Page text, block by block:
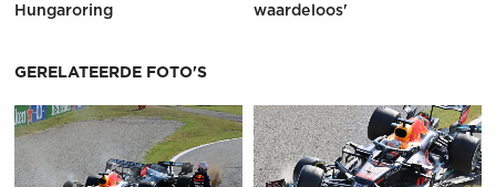
Hungaroring
waardeloos'
GERELATEERDE FOTO'S